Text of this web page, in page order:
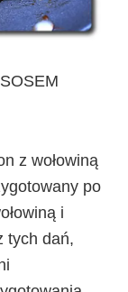
z wołowiną
po
i
tych dań,